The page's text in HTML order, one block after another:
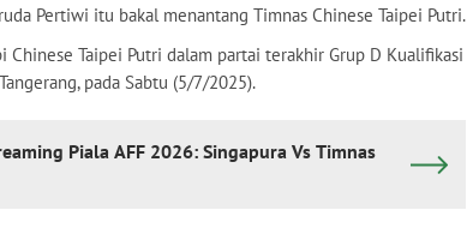
Pertiwi itu bakal menantang Timnas Chinese Taipei Putri.
Chinese Taipei Putri dalam partai terakhir Grup D Kualifikasi
pada Sabtu (5/7/2025).
Piala AFF 2026: Singapura Vs Timnas